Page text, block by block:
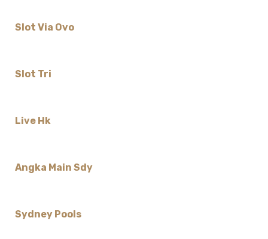
Slot Via Ovo
Slot Tri
Live Hk
Angka Main Sdy
Sydney Pools